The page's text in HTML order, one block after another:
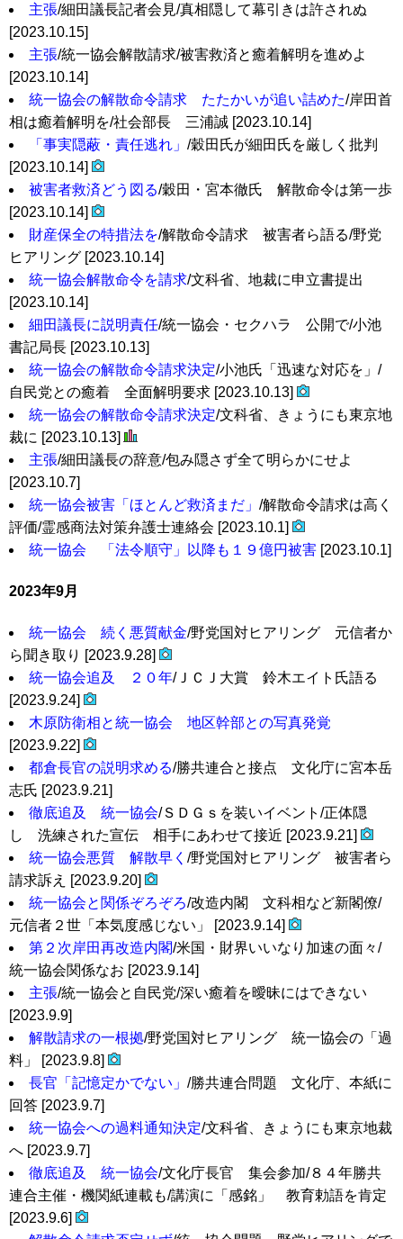
主張/細田議長記者会見/真相隠して幕引きは許されぬ
[2023.10.15]
主張/統一協会解散請求/被害救済と癒着解明を進めよ
[2023.10.14]
統一協会の解散命令請求 たたかいが追い詰めた/岸田首
相は癒着解明を/社会部長 三浦誠 [2023.10.14]
「事実隠蔽・責任逃れ」 /穀田氏が細田氏を厳しく批判
[2023.10.14]
被害者救済どう図る/穀田・宮本徹氏 解散命令は第一歩
[2023.10.14]
財産保全の特措法を/解散命令請求 被害者ら語る/野党
ヒアリング [2023.10.14]
統一協会解散命令を請求/文科省、地裁に申立書提出
[2023.10.14]
細田議長に説明責任/統一協会・セクハラ 公開で/小池
書記局長 [2023.10.13]
統一協会の解散命令請求決定/小池氏「迅速な対応を」/
自民党との癒着 全面解明要求 [2023.10.13]
統一協会の解散命令請求決定/文科省、きょうにも東京地
裁に [2023.10.13]
主張/細田議長の辞意/包み隠さず全て明らかにせよ
[2023.10.7]
統一協会被害「ほとんど救済まだ」 /解散命令請求は高く
評価/霊感商法対策弁護士連絡会 [2023.10.1]
統一協会 「法令順守」以降も１９億円被害 [2023.10.1]
2023年9月
統一協会 続く悪質献金/野党国対ヒアリング 元信者か
ら聞き取り [2023.9.28]
統一協会追及 ２０年/ＪＣＪ大賞 鈴木エイト氏語る
[2023.9.24]
木原防衛相と統一協会 地区幹部との写真発覚
[2023.9.22]
都倉長官の説明求める/勝共連合と接点 文化庁に宮本岳
志氏 [2023.9.21]
徹底追及 統一協会/ＳＤＧｓを装いイベント/正体隠
し 洗練された宣伝 相手にあわせて接近 [2023.9.21]
統一協会悪質 解散早く /野党国対ヒアリング 被害者ら
請求訴え [2023.9.20]
統一協会と関係ぞろぞろ/改造内閣 文科相など新閣僚/
元信者２世「本気度感じない」 [2023.9.14]
第２次岸田再改造内閣/米国・財界いいなり加速の面々/
統一協会関係なお [2023.9.14]
主張/統一協会と自民党/深い癒着を曖昧にはできない
[2023.9.9]
解散請求の一根拠/野党国対ヒアリング 統一協会の「過
料」 [2023.9.8]
長官「記憶定かでない」 /勝共連合問題 文化庁、本紙に
回答 [2023.9.7]
統一協会への過料通知決定/文科省、きょうにも東京地裁
へ [2023.9.7]
徹底追及 統一協会/文化庁長官 集会参加/８４年勝共
連合主催・機関紙連載も/講演に「感銘」 教育勅語を肯定
[2023.9.6]